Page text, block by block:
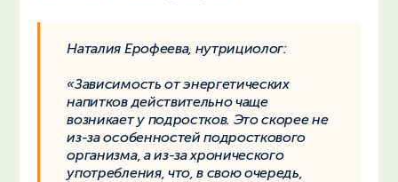
Наталия Ерофеева, нутрициолог:
«Зависимость от энергетических
напитков действительно чаще
возникает у подростков. Это скорее не
из-за особенностей подросткового
организма, а из-за хронического
употребления, что, в свою очередь,